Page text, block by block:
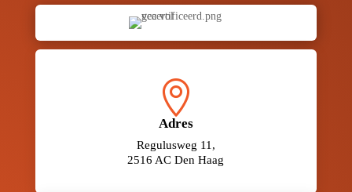

Adres
Regulusweg 11,
2516 AC Den Haag